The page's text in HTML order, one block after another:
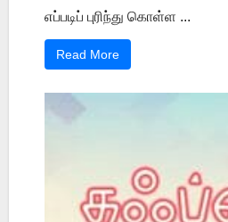
எப்படிப் புரிந்து கொள்ள ...
Read More